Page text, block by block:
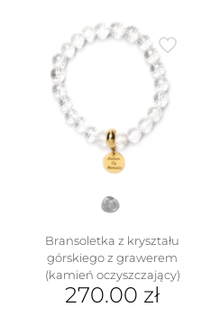
produkt
ma
wariantów.
można
wybrać
na
stronie
produktu
Bransoletka z kryształu
górskiego z grawerem
(kamień oczyszczający)
270.00 zł